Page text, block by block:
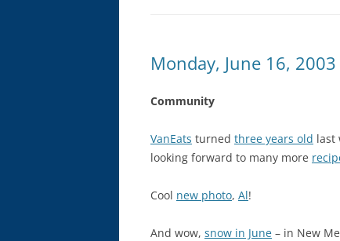
Monday, June 16, 2003
Community
VanEats turned three years old last
looking forward to many more
Cool new photo, Al!
And wow, snow in June – in New